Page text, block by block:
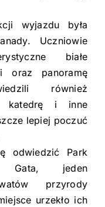
wyjazdu była
Uczniowie
białe
oraz panoramę
również
katedrę i inne
lepiej poczuć
odwiedzić Park
jeden
przyrody
urzekło ich